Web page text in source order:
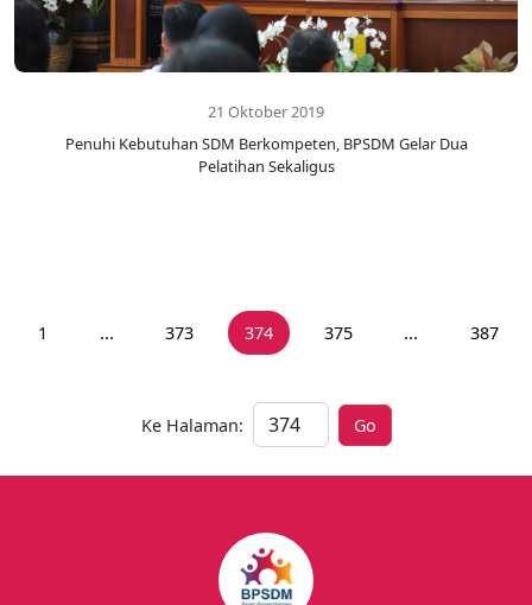
21 Oktober 2019
Penuhi Kebutuhan SDM Berkompeten, BPSDM Gelar Dua
Pelatihan Sekaligus
1 ... 373 374 375 ... 387
Ke Halaman: Ke Halaman:
Go